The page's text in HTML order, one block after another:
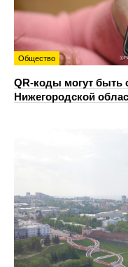
Общество
QR-коды могут быть
Нижегородской